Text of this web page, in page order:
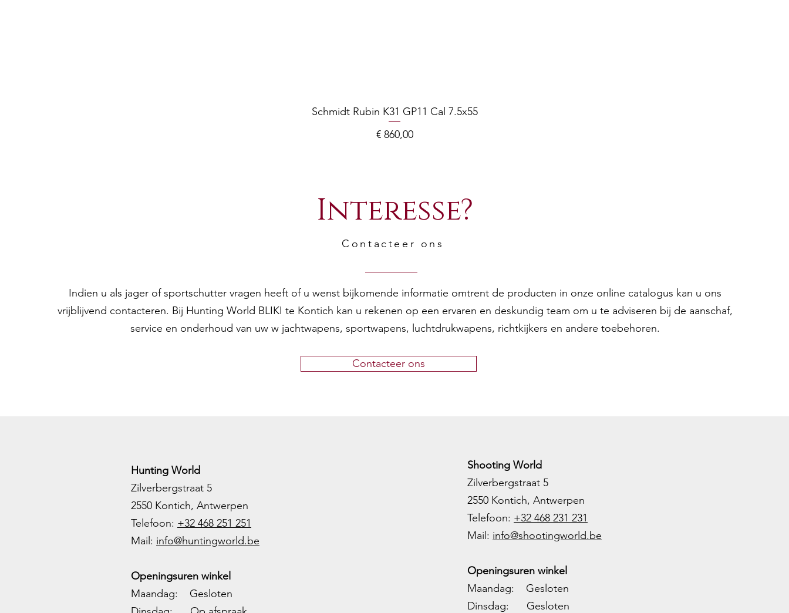
Schmidt Rubin K31 GP11 Cal 7.5x55
Prijs
€ 860,00
Interesse?
Contacteer ons
Indien u als jager of sportschutter vragen heeft of u wenst bijkomende informatie omtrent de producten in onze online catalogus kan u ons
vrijblijvend contacteren. Bij Hunting World BLIKI te Kontich kan u rekenen op een ervaren en deskundig team om u te adviseren bij de aanschaf,
service en onderhoud van uw w jachtwapens, sportwapens, luchtdrukwapens, richtkijkers en andere toebehoren.
Contacteer ons
Hunting World
Zilverbergstraat 5
2550 Kontich, Antwerpen
Telefoon: +32 468 251 251
Mail: info@huntingworld.be
Openingsuren winkel
Maandag: Gesloten
Shooting World
Zilverbergstraat 5
2550 Kontich, Antwerpen
Telefoon: +32 468 231 231
Mail: info@shootingworld.be
Openingsuren winkel
Maandag: Gesloten
Dinsdag: Gesloten